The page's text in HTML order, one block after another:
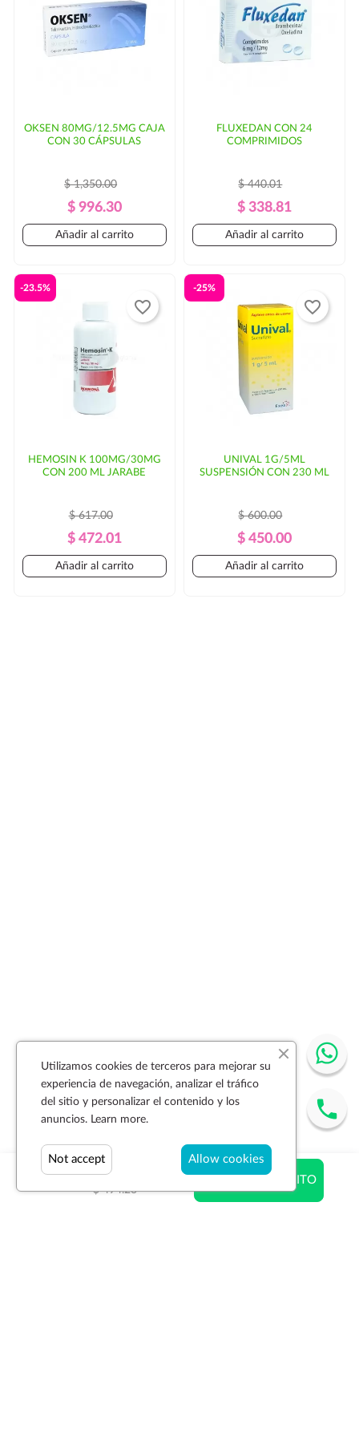
$ 321.25
$ 494.23
AÑADIR AL CARRITO
parte del cliente.
OKSEN 80MG/12.5MG CAJA
CON 30 CÁPSULAS
Precio
Regular
$ 1,350.00
Precio
$ 996.30
Añadir al carrito
FLUXEDAN CON 24
COMPRIMIDOS
Precio
Regular
$ 440.01
Precio
$ 338.81
Añadir al carrito
HEMOSIN K 100MG/30MG
CON 200 ML JARABE
Precio
Regular
$ 617.00
Precio
$ 472.01
-23.5%
Añadir al carrito
favorite_border
UNIVAL 1G/5ML
SUSPENSIÓN CON 230 ML
Precio
Regular
$ 600.00
Precio
$ 450.00
-25%
Añadir al carrito
favorite_border
Utilizamos cookies de terceros para mejorar su
experiencia de navegación, analizar el tráfico
del sitio y personalizar el contenido y los
anuncios. Learn more.
Allow cookies
Not accept